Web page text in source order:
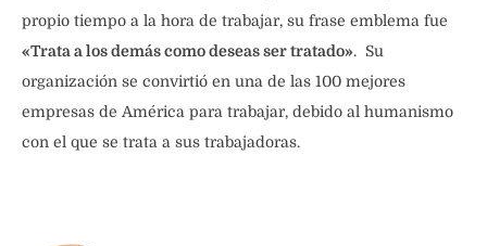
propio tiempo a la hora de trabajar, su frase emblema fue
«Trata a los demás como deseas ser tratado». Su
organización se convirtió en una de las 100 mejores
empresas de América para trabajar, debido al humanismo
con el que se trata a sus trabajadoras.